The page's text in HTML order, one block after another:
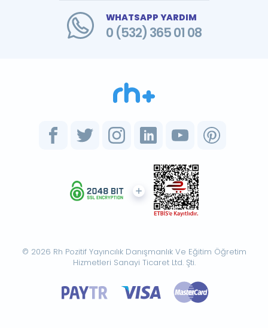
WHATSAPP YARDIM
0 (532) 365 01 08
© 2026 Rh Pozitif Yayıncılık Danışmanlık Ve Eğitim Öğretim
Hizmetleri Sanayi Ticaret Ltd. Şti.